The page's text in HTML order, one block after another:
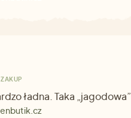
ładna. Taka „jagodowa”.